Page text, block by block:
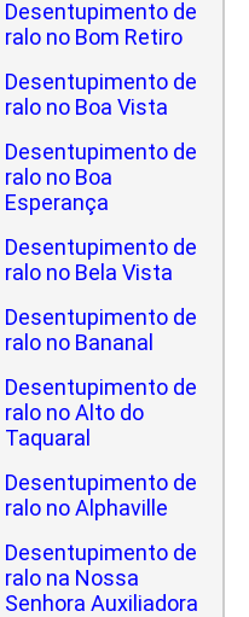
Desentupimento de
ralo no Bom Retiro
Desentupimento de
ralo no Boa Vista
Desentupimento de
ralo no Boa
Esperança
Desentupimento de
ralo no Bela Vista
Desentupimento de
ralo no Bananal
Desentupimento de
ralo no Alto do
Taquaral
Desentupimento de
ralo no Alphaville
Desentupimento de
ralo na Nossa
Senhora Auxiliadora